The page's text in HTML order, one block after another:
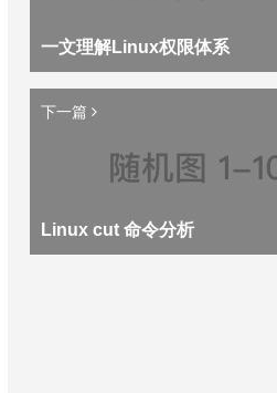
一文理解Linux权限体系
下一篇
Linux cut 命令分析